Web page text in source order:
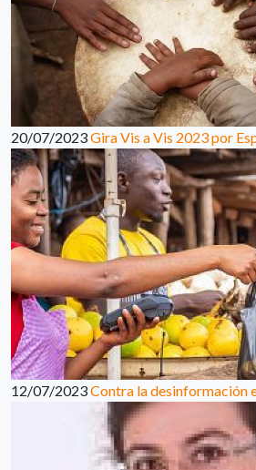
20/07/2023Gira Vis a Vis 2023 por
12/07/2023Contra la desinformación